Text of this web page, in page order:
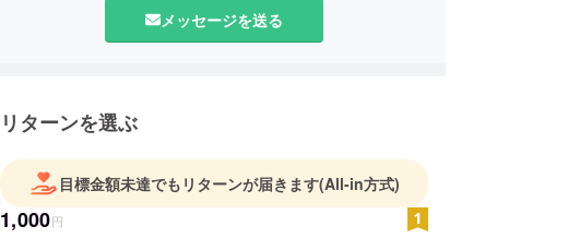
メッセージを送る
リターンを選ぶ
目標金額未達でもリターンが届きます(All-in方式)
1,000円